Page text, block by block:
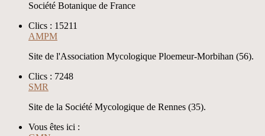
Société Botanique de France
Clics : 15211
AMPM
Site de l'Association Mycologique Ploemeur-Morbihan (56).
Clics : 7248
SMR
Site de la Société Mycologique de Rennes (35).
Vous êtes ici :